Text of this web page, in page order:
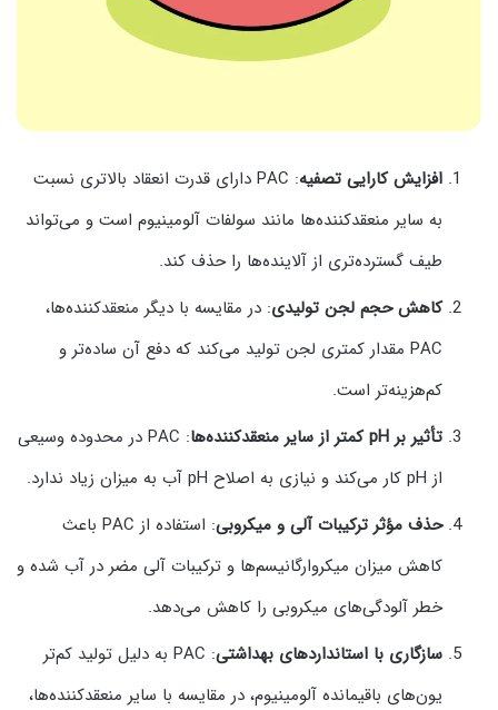
افزایش کارایی تصفیه
: PAC دارای قدرت انعقاد بالاتری نسبت
به سایر منعقدکننده‌ها مانند سولفات آلومینیوم است و می‌تواند
طیف گسترده‌تری از آلاینده‌ها را حذف کند.
کاهش حجم لجن تولیدی: در مقایسه با دیگر منعقدکننده‌ها،
PAC مقدار کمتری لجن تولید می‌کند که دفع آن ساده‌تر و
کم‌هزینه‌تر است.
تأثیر بر pH کمتر از سایر منعقدکننده‌ها
: PAC در محدوده وسیعی
از pH کار می‌کند و نیازی به اصلاح pH آب به میزان زیاد ندارد.
حذف مؤثر ترکیبات آلی و میکروبی
: استفاده از PAC باعث
کاهش میزان میکروارگانیسم‌ها و ترکیبات آلی مضر در آب شده و
خطر آلودگی‌های میکروبی را کاهش می‌دهد.
سازگاری با استانداردهای بهداشتی
: PAC به دلیل تولید کم‌تر
یون‌های باقیمانده آلومینیوم، در مقایسه با سایر منعقدکننده‌ها،